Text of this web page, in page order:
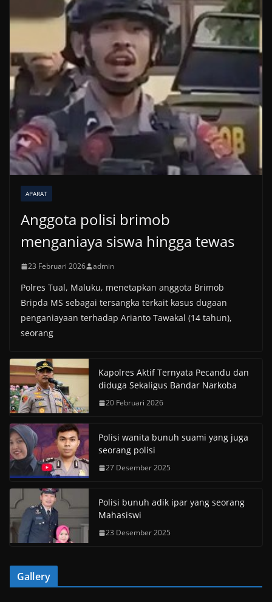
APARAT
Anggota polisi brimob
menganiaya siswa hingga tewas
23 Februari 2026 admin
Polres Tual, Maluku, menetapkan anggota Brimob
Bripda MS sebagai tersangka terkait kasus dugaan
penganiayaan terhadap Arianto Tawakal (14 tahun),
seorang
Kapolres Aktif Ternyata Pecandu dan
diduga Sekaligus Bandar Narkoba
20 Februari 2026
Polisi wanita bunuh suami yang juga
seorang polisi
27 Desember 2025
Polisi bunuh adik ipar yang seorang
Mahasiswi
23 Desember 2025
Gallery